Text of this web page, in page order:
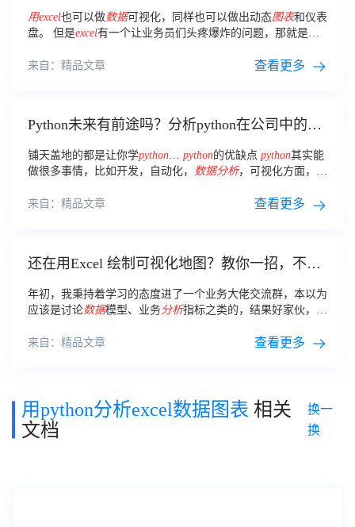
用excel也可以做数据可视化，同样也可以做出动态图表和仪表
盘。 但是excel有一个让业务员们头疼爆炸的问题，那就是
来自：精品文章
查看更多
Python未来有前途吗？分析python在公司中的主
要用途、优缺点和替代工具
铺天盖地的都是让你学python… python的优缺点 python其实能
做很多事情，比如开发，自动化，
数据分析，可视化方面，它
来自：精品文章
查看更多
还在用Excel 绘制可视化地图？教你一招，不会
年初，我秉持着学习的态度进了一个业务大佬交流群，本以为
应该是讨论数据模型、业务分析指标之类的，结果好家伙，
热力图的！
来自：精品文章 查看更多
用python分析excel数据图表 相关
文档
换一
换